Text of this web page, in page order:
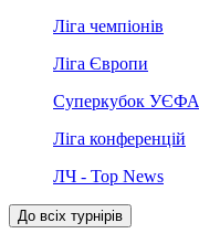
Ліга чемпіонів
Ліга Європи
Суперкубок УЄФА
Ліга конференцій
ЛЧ - Top News
До всіх турнірів